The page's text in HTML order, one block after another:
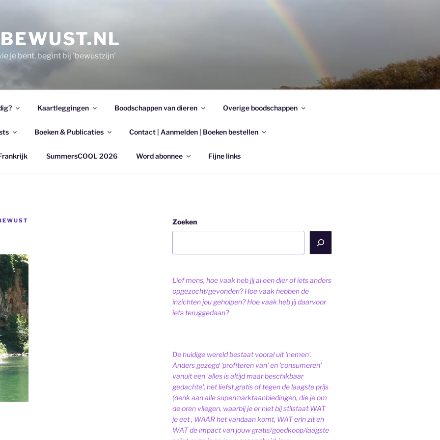
je bent, begint bij 'bewustzijn'
Kaartleggingen Boodschappen van dieren Overige boodschappen
Boeken & Publicaties Contact | Aanmelden | Boeken bestellen
SummersCOOL 2026 Word abonnee Fijne links
Zoeken
Lief mens, hoe vaak heb jij al een dier of iets anders
opgezocht/gevonden? Hoe vaak hebben de
inzichten jou geholpen? Hoe vaak heb jij daarvoor
iets teruggedaan?
De huidige wereld bestaat vooral uit 'nemen'.
Anders gezegd 'profiteren van' en 'consumeren'
vanuit een 'alles is altijd maar beschikbaar
gedachte', het liefst gratis of tegen de laagste prijs
(denk aan alle supermarktaanbiedingen, die je om
de oren vliegen, waarbij je er niet bij stilstaat WAT
je eet , WAAR het vandaan komt, WAT erin zit en
WAT de impact van jouw gratis/goedkoop/laagste